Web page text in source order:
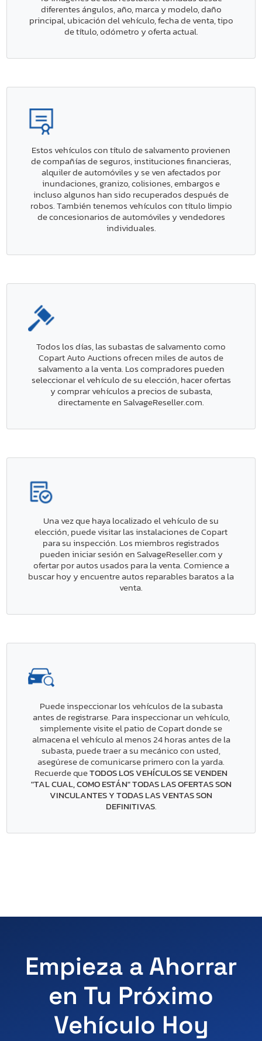
diferentes ángulos, año, marca y modelo, daño
principal, ubicación del vehículo, fecha de venta, tipo
de título, odómetro y oferta actual.
Estos vehículos con título de salvamento provienen
de compañías de seguros, instituciones financieras,
alquiler de automóviles y se ven afectados por
inundaciones, granizo, colisiones, embargos e
incluso algunos han sido recuperados después de
robos. También tenemos vehículos con título limpio
de concesionarios de automóviles y vendedores
individuales.
Todos los días, las subastas de salvamento como
Copart Auto Auctions ofrecen miles de autos de
salvamento a la venta. Los compradores pueden
seleccionar el vehículo de su elección, hacer ofertas
y comprar vehículos a precios de subasta,
directamente en SalvageReseller.com.
Una vez que haya localizado el vehículo de su
elección, puede visitar las instalaciones de Copart
para su inspección. Los miembros registrados
pueden iniciar sesión en SalvageReseller.com y
ofertar por autos usados para la venta. Comience a
buscar hoy y encuentre autos reparables baratos a la
venta.
Puede inspeccionar los vehículos de la subasta
antes de registrarse. Para inspeccionar un vehículo,
simplemente visite el patio de Copart donde se
almacena el vehículo al menos 24 horas antes de la
subasta, puede traer a su mecánico con usted,
asegúrese de comunicarse primero con la yarda.
Recuerde queTODOS LOS VEHÍCULOS SE VENDEN
"TAL CUAL, COMO ESTÁN" TODAS LAS OFERTAS SON
VINCULANTES Y TODAS LAS VENTAS SON
DEFINITIVAS.
Empieza a Ahorrar
en Tu Próximo
Vehículo Hoy